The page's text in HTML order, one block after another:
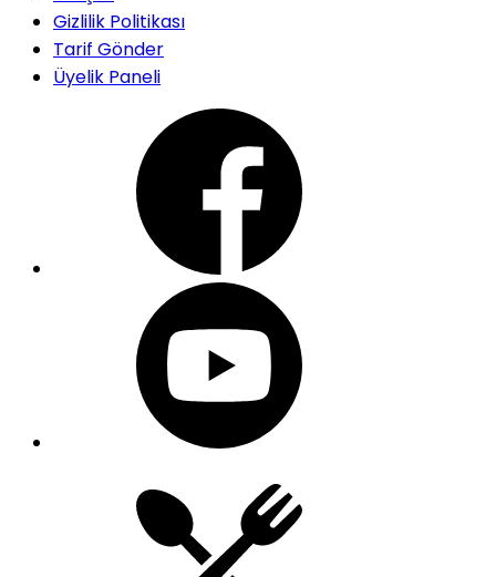
Gizlilik Politikası
Tarif Gönder
Üyelik Paneli